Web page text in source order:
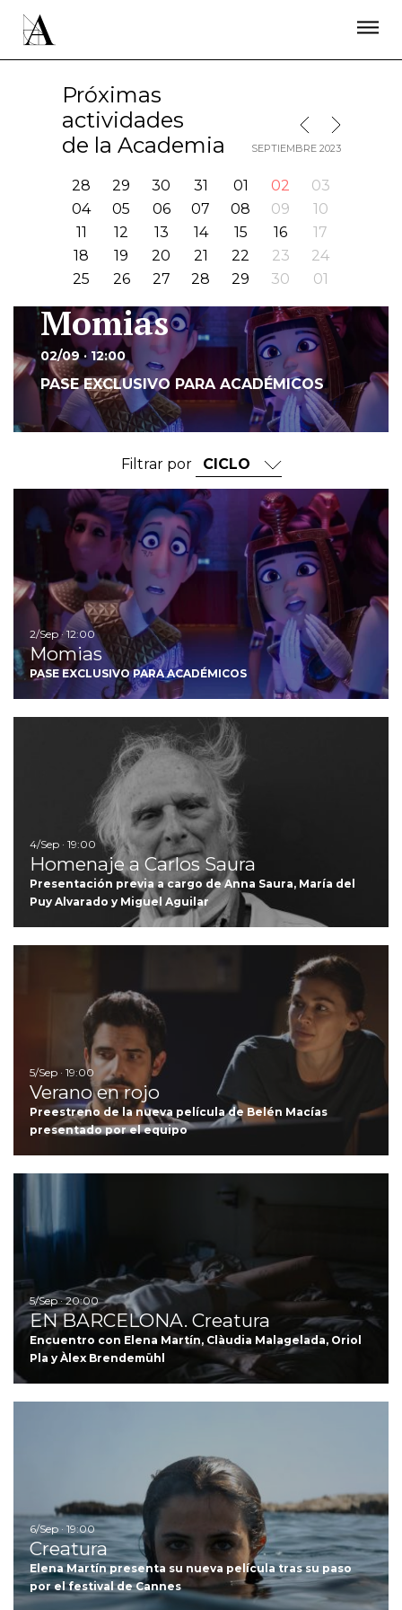
Próximas
actividades
de la Academia
MES ANTERIOR
MES SIGUIENTE
SEPTIEMBRE 2023
28 29 30 31 01 02
03
04
05 06 07 08 09
10
11
12 13 14 15 16
17
18
19 20 21 22 23
24
25
26 27 28 29 30 01
Momias
02/09 · 12:00
PASE EXCLUSIVO PARA ACADÉMICOS
Filtrar por
2/Sep · 12:00
Momias
PASE EXCLUSIVO PARA ACADÉMICOS
4/Sep · 19:00
Homenaje a Carlos Saura
Presentación previa a cargo de Anna Saura, María del
Puy Alvarado y Miguel Aguilar
5/Sep · 19:00
Verano en rojo
Preestreno de la nueva película de Belén Macías
presentado por el equipo
5/Sep · 20:00
EN BARCELONA. Creatura
Encuentro con Elena Martín, Clàudia Malagelada, Oriol
Pla y Àlex Brendemühl
6/Sep · 19:00
Creatura
Elena Martín presenta su nueva película tras su paso
por el festival de Cannes
ÚNETE A LA ACADEMIA DE CINE
PRENSA
NEWSLETTER